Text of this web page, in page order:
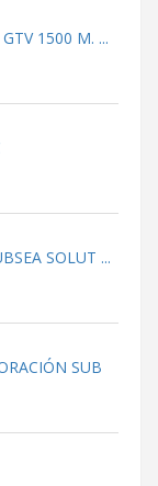
1500 M. ...
SOLUT ...
SUB